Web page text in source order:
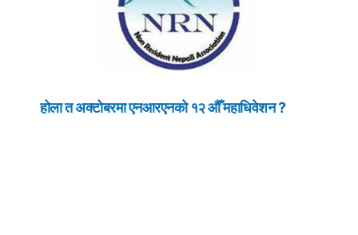
होला त अक्टोबरमा एनआरएनको १२ औँ महाधिवेशन ?